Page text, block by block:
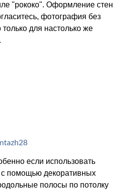
"рококо". Оформление стен
фотография без
для настолько же
если использовать
с помощью декоративных
полосы по потолку